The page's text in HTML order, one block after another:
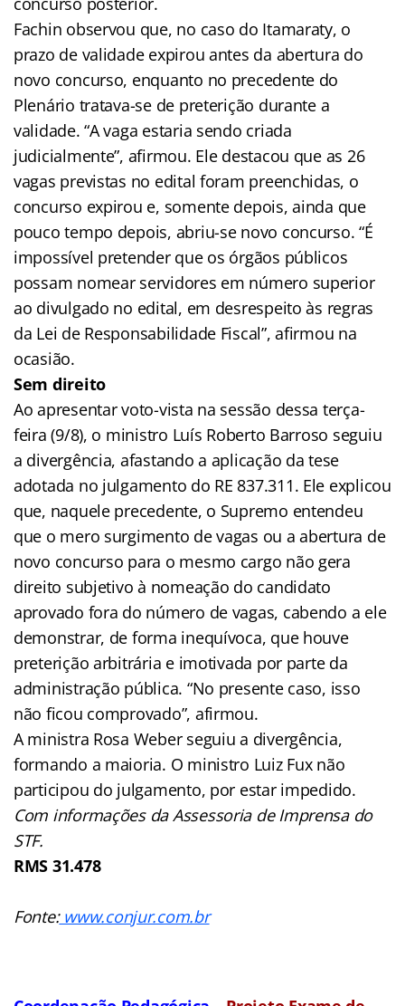
Fachin observou que, no caso do Itamaraty, o
prazo de validade expirou antes da abertura do
novo concurso, enquanto no precedente do
Plenário tratava-se de preterição durante a
validade. “A vaga estaria sendo criada
judicialmente”, afirmou. Ele destacou que as 26
vagas previstas no edital foram preenchidas, o
concurso expirou e, somente depois, ainda que
pouco tempo depois, abriu-se novo concurso. “É
impossível pretender que os órgãos públicos
possam nomear servidores em número superior
ao divulgado no edital, em desrespeito às regras
da Lei de Responsabilidade Fiscal”, afirmou na
ocasião.
Sem direito
Ao apresentar voto-vista na sessão dessa terça-
feira (9/8), o ministro Luís Roberto Barroso seguiu
a divergência, afastando a aplicação da tese
adotada no julgamento do RE 837.311. Ele explicou
que, naquele precedente, o Supremo entendeu
que o mero surgimento de vagas ou a abertura de
novo concurso para o mesmo cargo não gera
direito subjetivo à nomeação do candidato
aprovado fora do número de vagas, cabendo a ele
demonstrar, de forma inequívoca, que houve
preterição arbitrária e imotivada por parte da
administração pública. “No presente caso, isso
não ficou comprovado”, afirmou.
A ministra Rosa Weber seguiu a divergência,
formando a maioria. O ministro Luiz Fux não
participou do julgamento, por estar impedido.
Com informações da Assessoria de Imprensa do
STF.
RMS 31.478
Fonte:www.conjur.com.br